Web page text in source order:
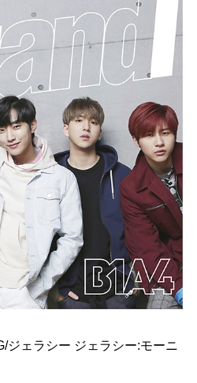
ジェラシー ジェラシー:モーニ